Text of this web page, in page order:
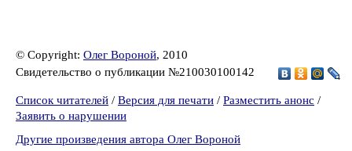
© Copyright: Олег Вороной, 2010
Свидетельство о публикации №210030100142
Список читателей / Версия для печати / Разместить анонс /
Заявить о нарушении
Другие произведения автора Олег Вороной